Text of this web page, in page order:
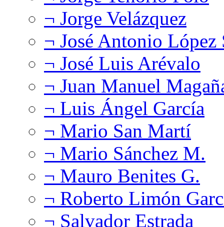
¬ Jorge Velázquez
¬ José Antonio López
¬ José Luis Arévalo
¬ Juan Manuel
¬ Luis Ángel García
¬ Mario San Martí
¬ Mario Sánchez M.
¬ Mauro Benites G.
¬ Roberto Limón
¬ Salvador Estrada